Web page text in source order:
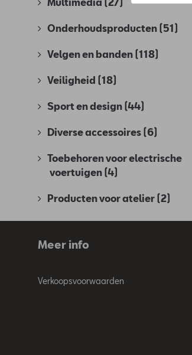
Onderhoudsproducten (51)
Velgen en banden (118)
Veiligheid (18)
Sport en design (44)
Diverse accessoires (6)
Toebehoren voor electrische
voertuigen (4)
Producten voor atelier (2)
Meer info
Verkoopsvoorwaarden